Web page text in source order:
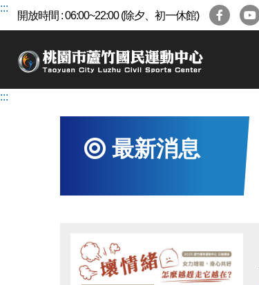
跳
區
:::
開放時間 : 06:00~22:00 (除夕、初一休館)
:::
最新消息